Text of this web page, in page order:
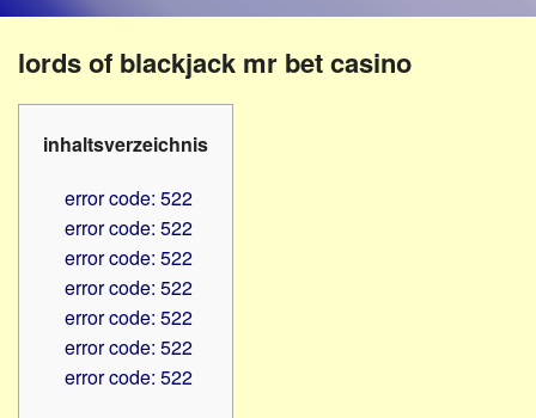
–
Beruf
Hilfsmittel
-
PC
Hörbüchereien
Reha-
Lehrer
Verbände
lords of blackjack mr bet casino
inhaltsverzeichnis
error code: 522
error code: 522
error code: 522
error code: 522
error code: 522
error code: 522
error code: 522